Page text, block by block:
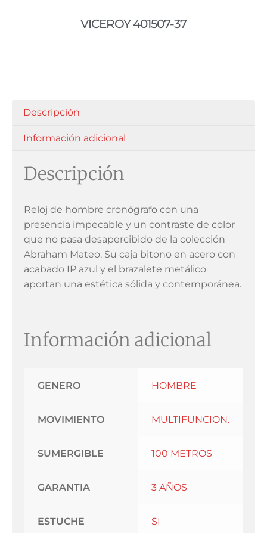
VICEROY 401507-37
Descripción
Información adicional
Descripción
Reloj de hombre cronógrafo con una
presencia impecable y un contraste de color
que no pasa desapercibido de la colección
Abraham Mateo. Su caja bitono en acero con
acabado IP azul y el brazalete metálico
aportan una estética sólida y contemporánea.
Información adicional
GENERO HOMBRE
MOVIMIENTO MULTIFUNCION.
SUMERGIBLE 100 METROS
GARANTIA 3 AÑOS
ESTUCHE SI